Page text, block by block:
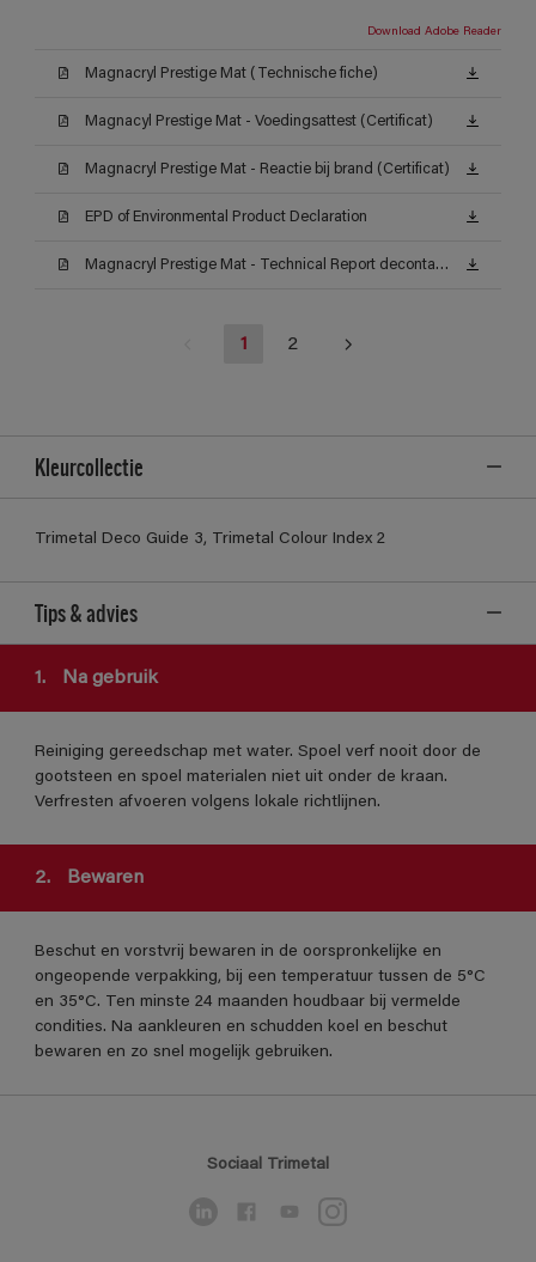
Download Adobe Reader
Magnacryl Prestige Mat (Technische fiche)
Magnacyl Prestige Mat - Voedingsattest (Certificat)
Magnacryl Prestige Mat - Reactie bij brand (Certificat)
EPD of Environmental Product Declaration
Magnacryl Prestige Mat - Technical Report decontamineerbaarheid (Certificat)
1 2
Kleurcollectie
Trimetal Deco Guide 3, Trimetal Colour Index 2
Tips & advies
1. Na gebruik
Reiniging gereedschap met water. Spoel verf nooit door de
gootsteen en spoel materialen niet uit onder de kraan.
Verfresten afvoeren volgens lokale richtlijnen.
2. Bewaren
Beschut en vorstvrij bewaren in de oorspronkelijke en
ongeopende verpakking, bij een temperatuur tussen de 5°C
en 35°C. Ten minste 24 maanden houdbaar bij vermelde
condities. Na aankleuren en schudden koel en beschut
bewaren en zo snel mogelijk gebruiken.
Sociaal Trimetal